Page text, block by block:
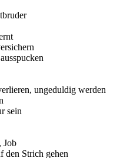
ungeduldig werden
sein
Job
den Strich gehen